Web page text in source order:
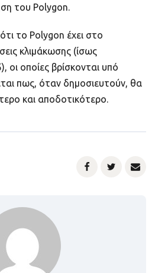
του Polygon.
το Polygon έχει στο
κλιμάκωσης (ίσως
οι οποίες βρίσκονται υπό
πως, όταν δημοσιευτούν, θα
και αποδοτικότερο.